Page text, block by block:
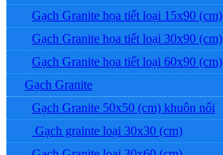
Gạch Granite họa tiết loại 15x90 (cm)
Gạch Granite họa tiết loại 30x90 (cm)
Gạch Granite họa tiết loại 60x90 (cm)
Gạch Granite
Gạch Granite 50x50 (cm) khuôn nổi
Gạch grainte loại 30x30 (cm)